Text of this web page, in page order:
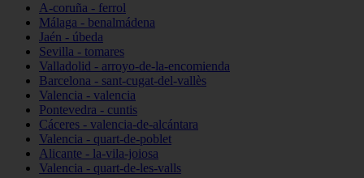
A-coruña - ferrol
Málaga - benalmádena
Jaén - úbeda
Sevilla - tomares
Valladolid - arroyo-de-la-encomienda
Barcelona - sant-cugat-del-vallès
Valencia - valencia
Pontevedra - cuntis
Cáceres - valencia-de-alcántara
Valencia - quart-de-poblet
Alicante - la-vila-joiosa
Valencia - quart-de-les-valls